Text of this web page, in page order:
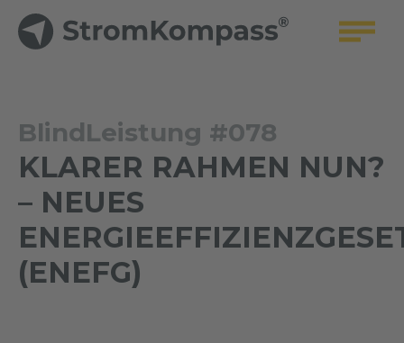
BlindLeistung #078
KLARER RAHMEN NUN?
– NEUES
(ENEFG)